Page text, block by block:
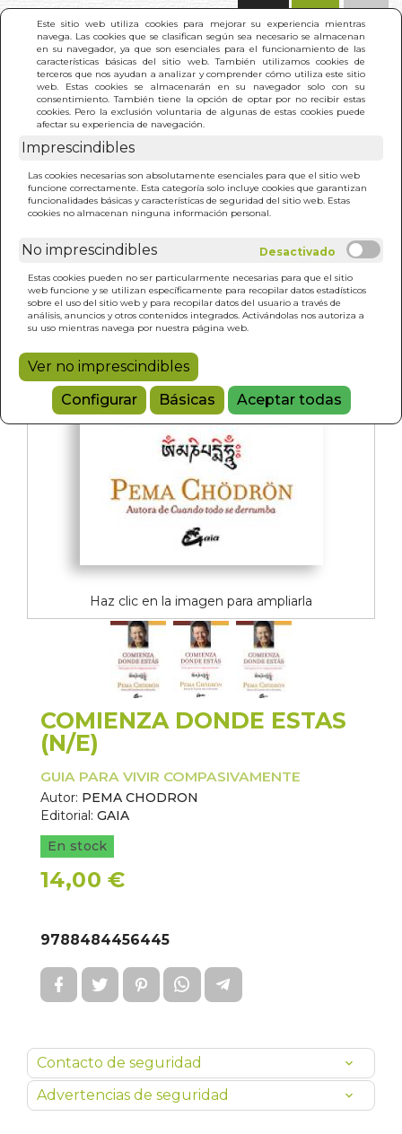
Este sitio web utiliza cookies para mejorar su experiencia mientras
navega. Las cookies que se clasifican según sea necesario se almacenan
en su navegador, ya que son esenciales para el funcionamiento de las
características básicas del sitio web. También utilizamos cookies de
terceros que nos ayudan a analizar y comprender cómo utiliza este sitio
web. Estas cookies se almacenarán en su navegador solo con su
consentimiento. También tiene la opción de optar por no recibir estas
cookies. Pero la exclusión voluntaria de algunas de estas cookies puede
afectar su experiencia de navegación.
Imprescindibles
Las cookies necesarias son absolutamente esenciales para que el sitio web
funcione correctamente. Esta categoría solo incluye cookies que garantizan
funcionalidades básicas y características de seguridad del sitio web. Estas
cookies no almacenan ninguna información personal.
No imprescindibles
Estas cookies pueden no ser particularmente necesarias para que el sitio
web funcione y se utilizan específicamente para recopilar datos estadísticos
sobre el uso del sitio web y para recopilar datos del usuario a través de
análisis, anuncios y otros contenidos integrados. Activándolas nos autoriza a
su uso mientras navega por nuestra página web.
Ver no imprescindibles
Configurar
Básicas Aceptar todas
INICIO > COMIENZA DONDE ESTAS (N/E)
Haz clic en la imagen para ampliarla
COMIENZA DONDE ESTAS
(N/E)
GUIA PARA VIVIR COMPASIVAMENTE
Autor: PEMA CHODRON
Editorial: GAIA
En stock
14,00 €
9788484456445
Contacto de seguridad
Advertencias de seguridad